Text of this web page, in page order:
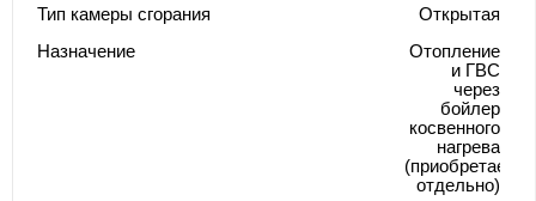
Тип камеры сгорания
Открытая
Назначение
Отопление
и ГВС
через
бойлер
косвенного
нагрева
(приобретается
отдельно)